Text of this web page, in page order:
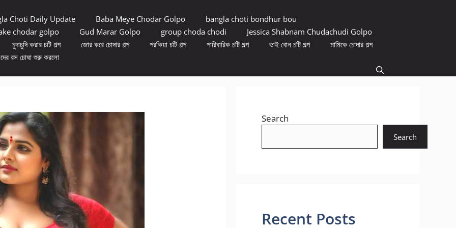
Choti Daily Update Baba Meye Chodar Golpo
bangla choti bondhur bou
chodar golpo Gud Marar Golpo group choda chodi
Jessica Shabnam Chudachudi Golpo
চুদাচুদি করার চটি গল্প জোর করে চোদার গল্প পরকিয়া চটি গল্প পারিবারিক চটি গল্প ভাই বোন চটি গল্প
মামিকে চোদার গল্প
রস চোষা শুরু করলো
Search
Search
Recent Posts